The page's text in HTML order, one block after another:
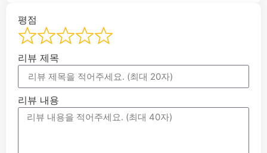
평점
리뷰 제목
리뷰 내용